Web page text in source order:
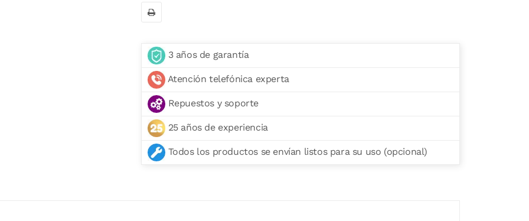
3 años de garantía
Atención telefónica experta
Repuestos y soporte
25 años de experiencia
Todos los productos se envían listos para su uso (opcional)